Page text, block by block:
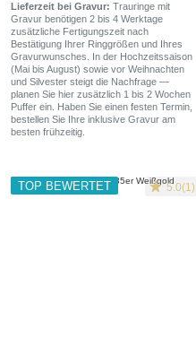
Lieferzeit bei Gravur: Trauringe mit
Gravur benötigen 2 bis 4 Werktage
zusätzliche Fertigungszeit nach
Bestätigung Ihrer Ringgrößen und Ihres
Gravurwunsches. In der Hochzeitssaison
(Mai bis August) sowie vor Weihnachten
und Silvester steigt die Nachfrage —
planen Sie hier zusätzlich 1 bis 2 Wochen
Puffer ein. Haben Sie einen festen Termin,
bestellen Sie Ihre inklusive Gravur am
besten frühzeitig.
TOP BEWERTET 5.0(1)